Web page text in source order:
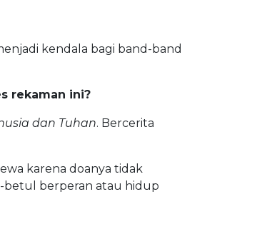
kendala bagi band-band
rekaman ini?
dan Tuhan. Bercerita
karena doanya tidak
betul berperan atau hidup